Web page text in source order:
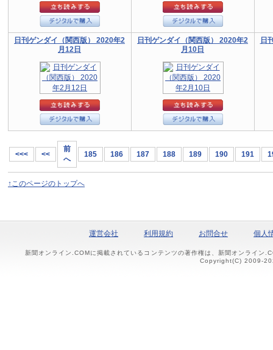
日刊ゲンダイ（関西版） 2020年2
月12日
日刊ゲンダイ（関西版） 2020年2
月10日
日
<<< <<
前
へ
185 186 187 188 189 190 191
↑このページのトップへ
運営会社 利用規約 お問合せ 個人
新聞オンライン.COMに掲載されているコンテンツの著作権は、新聞オンライン
Copyright(C) 2009-